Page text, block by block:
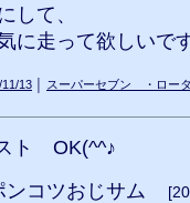
して、
に走って欲しいで
13 スーパーセブン ・ロー
ト OK(^^♪
ンコツおじサム